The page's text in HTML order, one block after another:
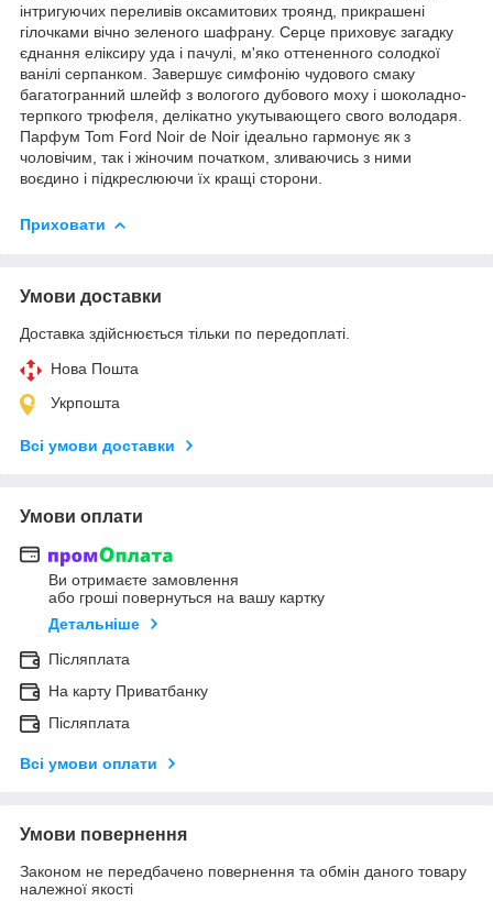
інтригуючих переливів оксамитових троянд, прикрашені
гілочками вічно зеленого шафрану. Серце приховує загадку
єднання еліксиру уда і пачулі, м'яко оттененного солодкої
ванілі серпанком. Завершує симфонію чудового смаку
багатогранний шлейф з вологого дубового моху і шоколадно-
терпкого трюфеля, делікатно укутывающего свого володаря.
Парфум Tom Ford Noir de Noir ідеально гармонує як з
чоловічим, так і жіночим початком, зливаючись з ними
воєдино і підкреслюючи їх кращі сторони.
Приховати
Умови доставки
Доставка здійснюється тільки по передоплаті.
Нова Пошта
Укрпошта
Всі умови доставки
Умови оплати
Ви отримаєте замовлення
або гроші повернуться на вашу картку
Детальніше
Післяплата
На карту Приватбанку
Післяплата
Всі умови оплати
Умови повернення
Законом не передбачено повернення та обмін даного товару
належної якості